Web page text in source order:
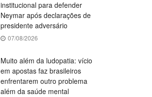
institucional para defender
Neymar após declarações de
presidente adversário
07/08/2026
Muito além da ludopatia: vício
em apostas faz brasileiros
enfrentarem outro problema
além da saúde mental